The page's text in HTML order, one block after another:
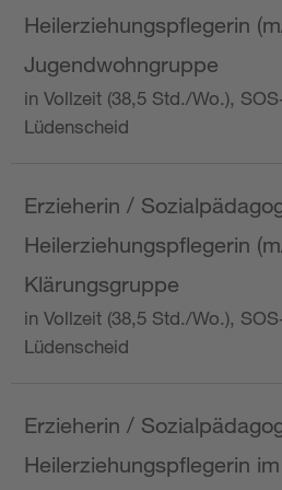
Heilerziehungspflegerin
Jugendwohngruppe
in Vollzeit (38,5 Std./Wo.),
Lüdenscheid
Erzieherin /
Heilerziehungspflegerin
Klärungsgruppe
in Vollzeit (38,5 Std./Wo.),
Lüdenscheid
Erzieherin /
Heilerziehungspflegerin